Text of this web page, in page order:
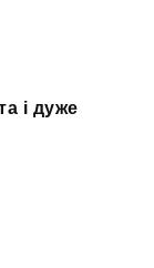
і дуже